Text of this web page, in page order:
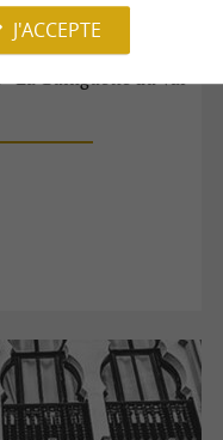
La Guinguette du Val
J'ACCEPTE